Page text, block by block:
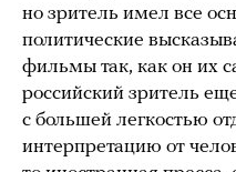
но зритель имел все
политические
фильмы так, как он их
российский зритель
с большей легкостью
интерпретацию от